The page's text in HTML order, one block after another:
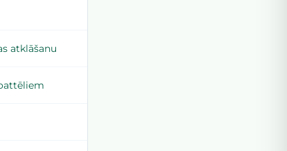
atklāšanu